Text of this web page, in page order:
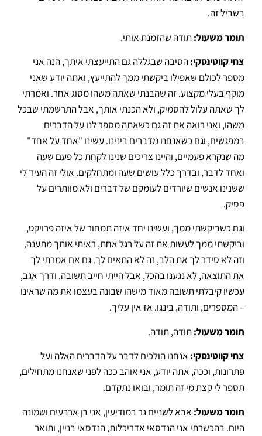
בשביל זה.
תומר משעול:תודה שהזמנת אותי.
צחי קווטינסקי:הסיבה שבגללה גם התייעצתי איתך, הנה אני
מספר לכולם שאפילו ביקשתי ממך להתייעץ, ואתה יודע שאני
מוקף בעלי מקצוע. זה שהבנתי שאתה משהו מסוג אחר. ואמרתי
לך שאתה עלול להסמיק, ולא הכנתי אותך, אבל התרשמתי שבכל
משהו, ואני רואה את זה גם כשאתה מספר לנו על הדברים
במפגשים, וגם כשאנחנו מדברים בינינו.עשינו "אחד על אחד"
מה שנקרא פעמיים, והיינו צריכים שנינו לקחת כל פעם שעה
ואחד לדבר, ובדרך כלל עושים שעה ומתחלקים. אולי זה העיד לי
ששנינו אנשים שיורדים לעומקם של דברים ולא מוותרים על
פסיק.
וגם כשביקשתי ממך, ועשינו יחד איזה תמחור של איזה פרויקט,
וביקשתי ממך לעשות את זה על רגל אחת, ראיתי אותך מתענה,
וזה לא סידר לך את הלב, זה לא התאים לך. גם אם אמרתי לך
את התוצאה, לא נגענו בהכל, אבל הייתי חייב תשובה. ודרך אגב,
עכשיו קיבלתי תשובה מאוד מישהו שבונה בעצמו את מה שראינו
– המספרים, ותודה, בינגו. אז אין עליך.
תומר משעול:תודה, תודה.
צחי קווטינסקי: אנחנו הולכים לדבר על הדברים האלה ועל
פתרונות, וככה, אתה יודע, אני אוהב ככה לפני שאנחנו מתחילים,
תספר לי קצת מי זה תומר, ובואו נתקדם.
תומר משעול: אבא לשניים גר במודיעין, אני בן ארבעים ושמונה
היום.בהכשרתי אני הנדסאי אדריכלות, הנדסאי בניין, ותואר